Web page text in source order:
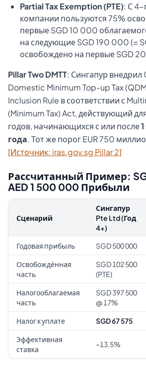
Partial Tax Exemption (PTE): С 4-
компании пользуются 75%
первые SGD 10 000
на следующие SGD 190 000 (=
освобождено на первые SGD
Pillar Two DMTT: Сингапур внедрил
Domestic Minimum Top-up Tax
Inclusion Rule в соответствии с
(Minimum Tax) Act, действующий
годов, начинающихся с или после
года. Тот же порог EUR 750
[Источник: iras.gov.sg Pillar 2]
Рассчитанный Пример:
AED 1 500 000 Прибыли
Сценарий
Сингапур
Pte Ltd (Год
4+)
Годовая прибыль
SGD 500 000
Освобождённая
часть
SGD 102 500
(PTE)
Налогооблагаемая
часть
SGD 397 500
@ 17%
Налог к уплате SGD 67 575
Эффективная
ставка
~13,5%